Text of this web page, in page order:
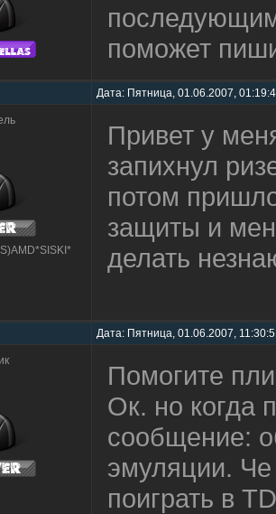
поможет
Дата: Пятница, 01.06.2007,
Привет у
запихнул
потом
защиты и
делать
Дата: Пятница, 01.06.2007,
Помогите
Ок. но когда
сообщение:
эмуляции. Че
поиграть в